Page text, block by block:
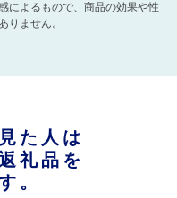
によるもので、商品の効果や性
りません。
た人は
礼品を
。